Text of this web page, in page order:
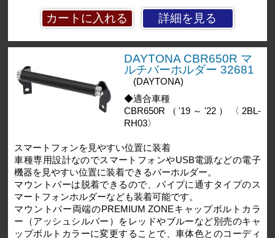
詳細を見る
DAYTONA CBR650R マ
ルチバーホルダー 32681
(DAYTONA)
◆適合車種
CBR650R（'19～'22）〈2BL-
RH03〉
スマートフォンを見やすい位置に装着
車種専用設計なのでスマートフォンやUSB電源などの電子
機器を見やすい位置に装着できるバーホルダー。
マウントバーは脱着できるので、パイプに通すタイプのス
マートフォンホルダーなども装着可能です。
マウントバー両端のPREMIUM ZONEキャップボルトカラ
ー（アッシュシルバー）をレッドやブルーなど別売のキャ
ップボルトカラーに変更することで、車体色とのコーディ